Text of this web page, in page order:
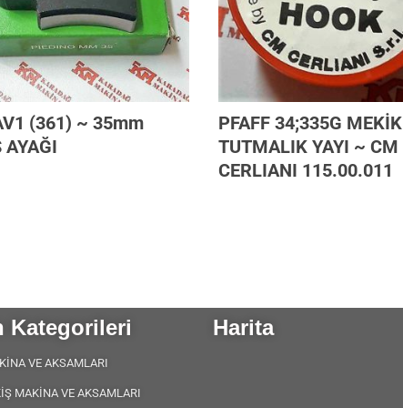
(361) ~ 35mm
AYAĞI
PFAFF 34;335G MEKİK
TUTMALIK YAYI ~ CM
CERLIANI 115.00.011
Kategorileri
VE AKSAMLARI
MAKİNA VE AKSAMLARI
Harita